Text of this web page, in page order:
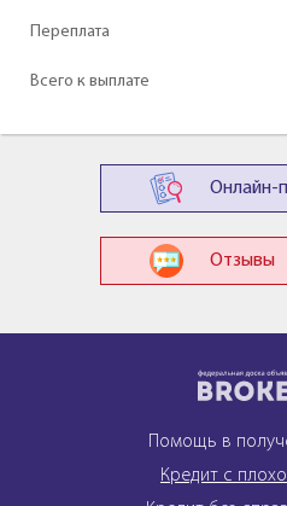
Переплата
Всего к выплате
Онлайн-
Отзывы
Помощь в
Кредит с